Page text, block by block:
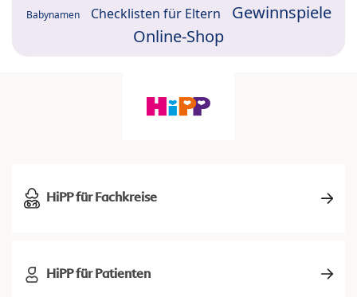
Babynamen Checklisten für Eltern
Gewinnspiele
Online-Shop
HiPP für Fachkreise
HiPP für Patienten